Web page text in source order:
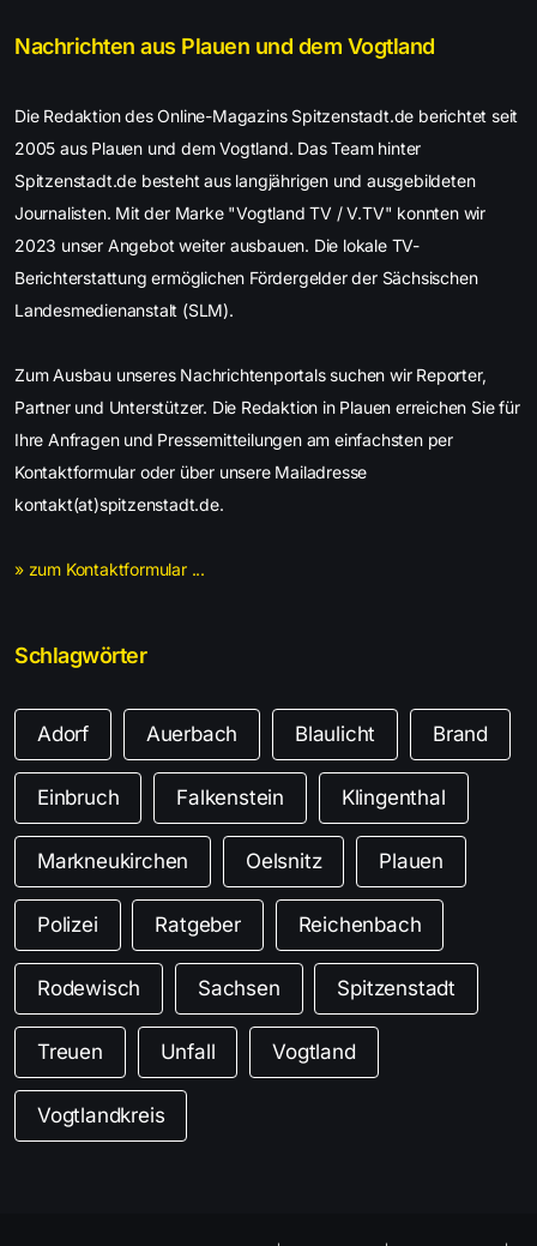
Nachrichten aus Plauen und dem Vogtland
Die Redaktion des Online-Magazins Spitzenstadt.de berichtet seit
2005 aus Plauen und dem Vogtland. Das Team hinter
Spitzenstadt.de besteht aus langjährigen und ausgebildeten
Journalisten. Mit der Marke "Vogtland TV / V.TV" konnten wir
2023 unser Angebot weiter ausbauen. Die lokale TV-
Berichterstattung ermöglichen Fördergelder der Sächsischen
Landesmedienanstalt (SLM).
Zum Ausbau unseres Nachrichtenportals suchen wir Reporter,
Partner und Unterstützer. Die Redaktion in Plauen erreichen Sie für
Ihre Anfragen und Pressemitteilungen am einfachsten per
Kontaktformular oder über unsere Mailadresse
kontakt(at)spitzenstadt.de.
» zum Kontaktformular ...
Schlagwörter
Adorf Auerbach Blaulicht Brand
Einbruch Falkenstein Klingenthal
Markneukirchen Oelsnitz Plauen
Polizei Ratgeber Reichenbach
Rodewisch Sachsen Spitzenstadt
Treuen Unfall Vogtland
Vogtlandkreis